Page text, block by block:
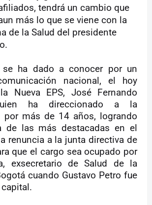
tendrá un cambio que
más lo que se viene con la
de la Salud del presidente
se ha dado a conocer por un
nacional, el hoy
Nueva EPS, José Fernando
ha direccionado a la
por más de 14 años, logrando
de las más destacadas en el
renuncia a la junta directiva de
que el cargo sea ocupado por
exsecretario de Salud de la
cuando Gustavo Petro fue